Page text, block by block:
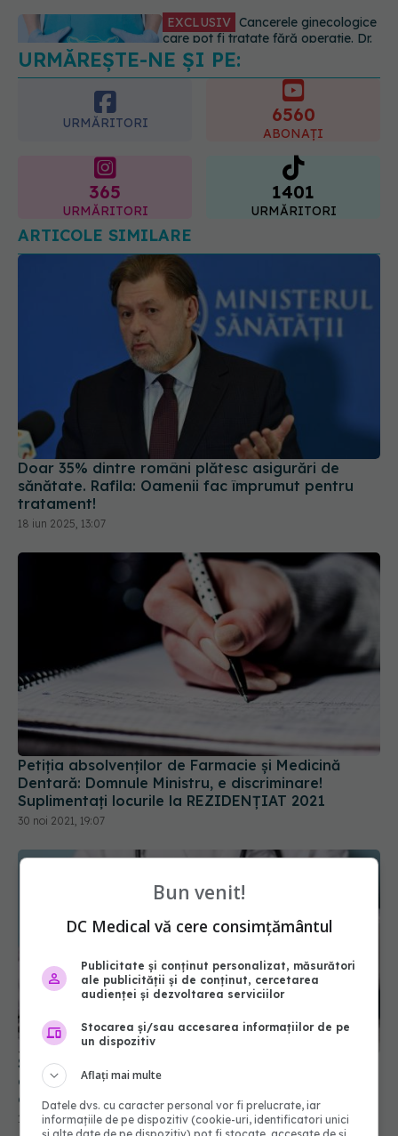
EXCLUSIV Brahiterapie vs
radioterapie externă în cancerul
ginecologic. Dr. Sorin Bogdan
(SANADOR) explică diferența și
cum acționează tratamentul
URMĂREȘTE-NE ȘI PE:
URMĂRITORI
ABONAȚI
URMĂRITORI
1401
URMĂRITORI
ARTICOLE SIMILARE
Doar 35% dintre români plătesc asigurări de
sănătate. Rafila: Oamenii fac împrumut pentru
tratament!
18 iun 2025, 13:07
Petiția absolvenților de Farmacie și Medicină
Dentară: Domnule Ministru, e discriminare!
Suplimentați locurile la REZIDENȚIAT 2021
30 noi 2021, 19:07
Sistemul DRG: ce este și de ce România nu-l
aplică. Cât costă o operație în România și cât
costă în străinătate. Costache: Asta este șansa
noastră
12 mai 2023, 23:12
Bun venit!
DC Medical vă cere consimțământul
Publicitate și conținut personalizat, măsurători
ale publicității și de conținut, cercetarea
audienței și dezvoltarea serviciilor
Stocarea și/sau accesarea informațiilor de pe
un dispozitiv
Aflați mai multe
Datele dvs. cu caracter personal vor fi prelucrate, iar
informațiile de pe dispozitiv (cookie-uri, identificatori unici